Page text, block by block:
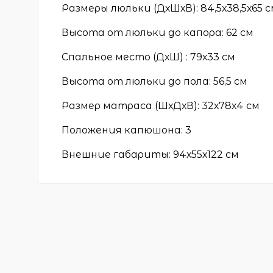
Размеры люльки (ДхШхВ): 84,5х38,5х65
Высота от люльки до капора: 62 см
Спальное место (ДхШ) : 79х33 см
Высота от люльки до пола: 56,5 см
Размер матраса (ШхДхВ): 32х78х4 см
Положения капюшона: 3
Внешние габариты: 94х55х122 см